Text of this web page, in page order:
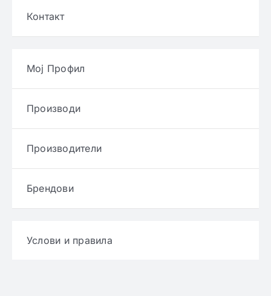
Контакт
Мој Профил
Производи
Производители
Брендови
Услови и правила